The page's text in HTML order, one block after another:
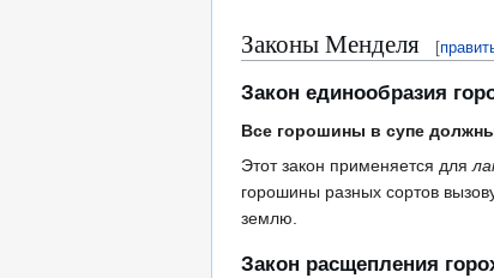
Законы Менделя [
Закон единообразия
Все горошины в супе
Этот закон применяется для
горошины разных сортов
землю.
Закон расщепления